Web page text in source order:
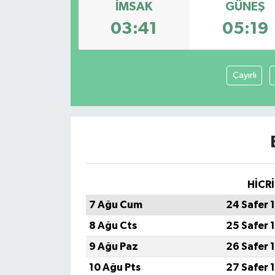
İMSAK
03:41
GÜNEŞ
05:19
Çayırlı
HİCRİ
7 Ağu Cum
24 Safer
8 Ağu Cts
25 Safer
9 Ağu Paz
26 Safer
10 Ağu Pts
27 Safer
Teknoloji